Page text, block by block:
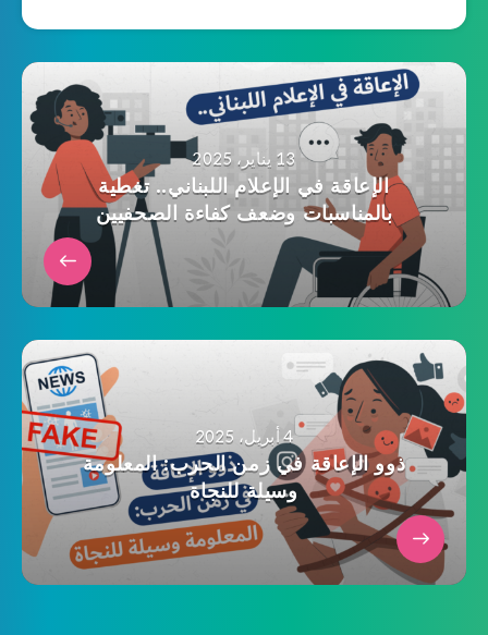
13 يناير، 2025
الإعاقة في الإعلام اللبناني.. تغطية
بالمناسبات وضعف كفاءة الصحفيين
4 أبريل، 2025
ذوو الإعاقة في زمن الحرب: المعلومة
وسيلة للنجاة